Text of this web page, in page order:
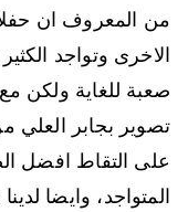
من المعروف ان
الاخرى وتواجد
صعبة للغاية ولكن
تصوير بجابر العلي
على التقاط افضل
المتواجد، وايضا